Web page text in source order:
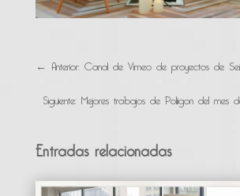
← Anterior: Canal de Vimeo de proyectos de
Siguiente: Mejores trabajos de Poliigon del mes
Entradas relacionadas